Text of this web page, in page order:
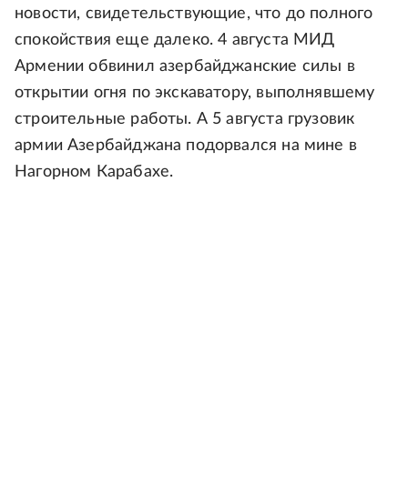
новости, свидетельствующие, что до полного
спокойствия еще далеко. 4 августа МИД
Армении обвинил азербайджанские силы в
открытии огня по экскаватору, выполнявшему
строительные работы. А 5 августа грузовик
армии Азербайджана подорвался на мине в
Нагорном Карабахе.